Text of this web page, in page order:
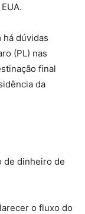
há dúvidas
(PL) nas
final
da
de dinheiro de
o fluxo do